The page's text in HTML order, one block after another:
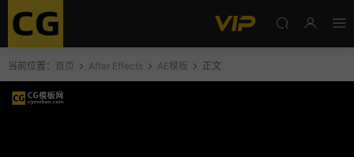
当前位置： 首页 After Effects AE模板 正文